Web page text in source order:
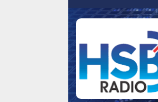
Saltar
contenido